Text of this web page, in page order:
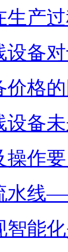
生产
设备
价格
设备
操作
水线
智能